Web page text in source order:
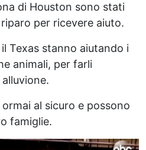
di Houston sono stati
per ricevere aiuto.
Texas stanno aiutando i
animali, per farli
al sicuro e possono
famiglie.